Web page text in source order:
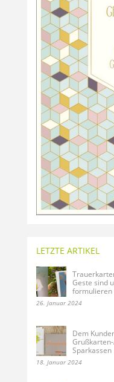
LETZTE ARTIKEL
Geste sind
formulieren
26. Januar 2024
Dem
Sparkassen
18. Januar 2024